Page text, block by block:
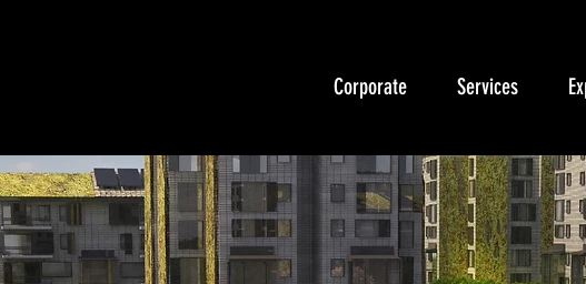
Corporate Services